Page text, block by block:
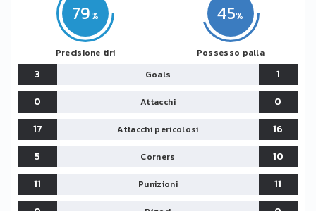
79
Precisione tiri
45
Possesso palla
3 Goals
1
0
Attacchi
0
17
Attacchi pericolosi
16
5
Corners
10
11
Punizioni
11